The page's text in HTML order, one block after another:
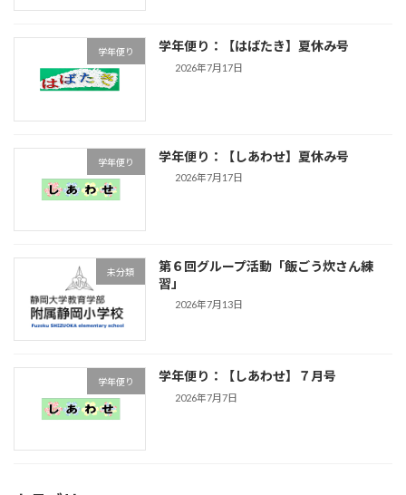
学年便り 学年便り：【はばたき】夏休み号
2026年7月17日
学年便り 学年便り：【しあわせ】夏休み号
2026年7月17日
未分類
第６回グループ活動「飯ごう炊さん練
習」
2026年7月13日
学年便り 学年便り：【しあわせ】７月号
2026年7月7日